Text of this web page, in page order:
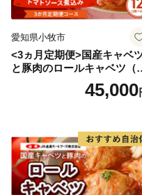
愛知県小牧市
<3ヵ月定期便>国産キャベ
と豚肉のロールキャベツ（
45,000